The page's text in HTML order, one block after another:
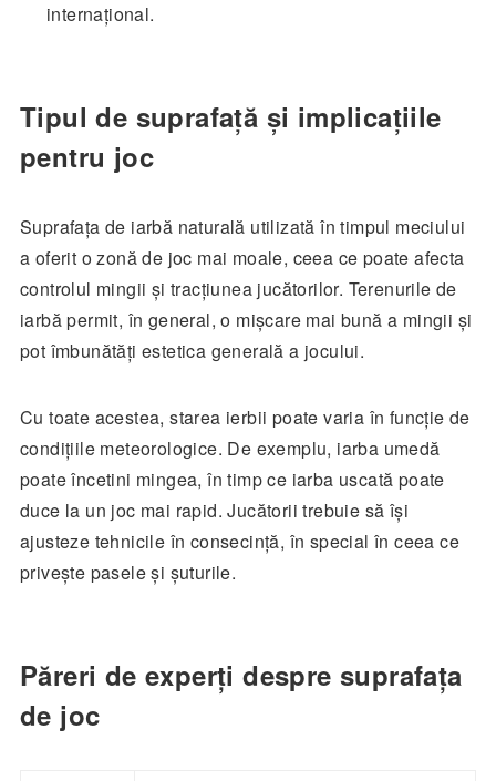
internațional.
Tipul de suprafață și implicațiile
pentru joc
Suprafața de iarbă naturală utilizată în timpul meciului
a oferit o zonă de joc mai moale, ceea ce poate afecta
controlul mingii și tracțiunea jucătorilor. Terenurile de
iarbă permit, în general, o mișcare mai bună a mingii și
pot îmbunătăți estetica generală a jocului.
Cu toate acestea, starea ierbii poate varia în funcție de
condițiile meteorologice. De exemplu, iarba umedă
poate încetini mingea, în timp ce iarba uscată poate
duce la un joc mai rapid. Jucătorii trebuie să își
ajusteze tehnicile în consecință, în special în ceea ce
privește pasele și șuturile.
Păreri de experți despre suprafața
de joc